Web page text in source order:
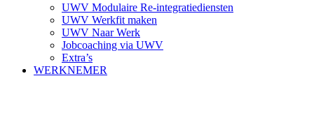
UWV Modulaire Re-integratiediensten
UWV Werkfit maken
UWV Naar Werk
Jobcoaching via UWV
Extra’s
WERKNEMER